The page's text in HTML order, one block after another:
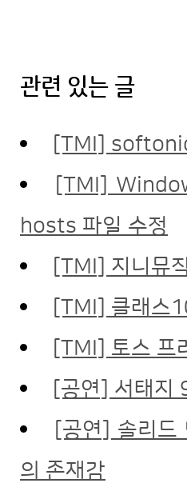
관련 있는 글
[TMI]
[TMI]
hosts 파일 수정
[TMI] 지니뮤
[TMI] 클래스
[TMI] 토스 프
[공연] 서태지
[공연] 솔리
의 존재감